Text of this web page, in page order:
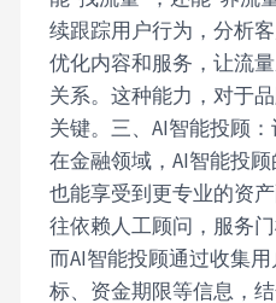
续跟踪用户行为，分析
优化内容和服务，让流
关系。这种能力，对于
关键。三、AI智能投顾
在金融领域，AI智能投
也能享受到更专业的资
往依赖人工顾问，服务
而AI智能投顾通过收集
标、资金期限等信息，